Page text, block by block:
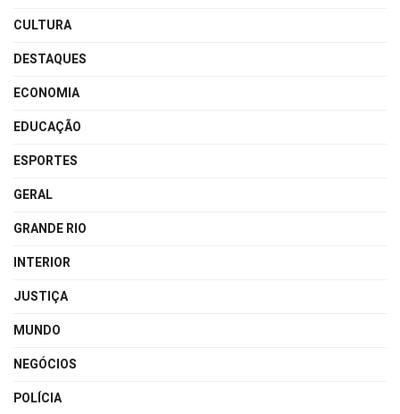
CULTURA
DESTAQUES
ECONOMIA
EDUCAÇÃO
ESPORTES
GERAL
GRANDE RIO
INTERIOR
JUSTIÇA
MUNDO
NEGÓCIOS
POLÍCIA